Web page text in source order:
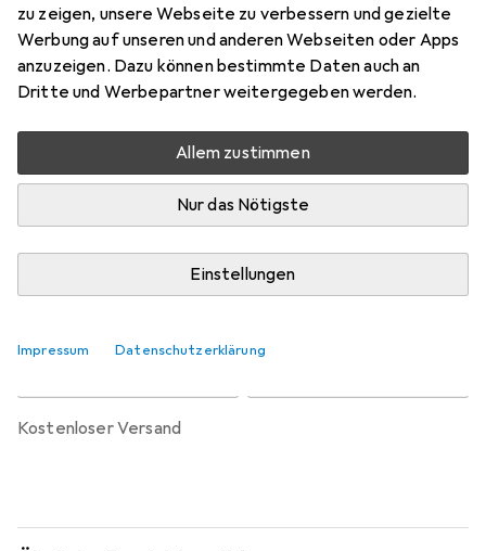
zu zeigen, unsere Webseite zu verbessern und gezielte
Werbung auf unseren und anderen Webseiten oder Apps
anzuzeigen. Dazu können bestimmte Daten auch an
Dritte und Werbepartner weitergegeben werden.
Allem zustimmen
Nur das Nötigste
Einstellungen
Impressum Datenschutzerklärung
5
Bewertungen
Zwischen Di, 18.8. und Fr, 21.8. geliefert
Mehr als 10 Stück an Lager beim Lieferanten
Benachrichtigen, wenn schneller verfügbar
Lieferort angeben für genaue Lieferzeit
kostenloser Versand